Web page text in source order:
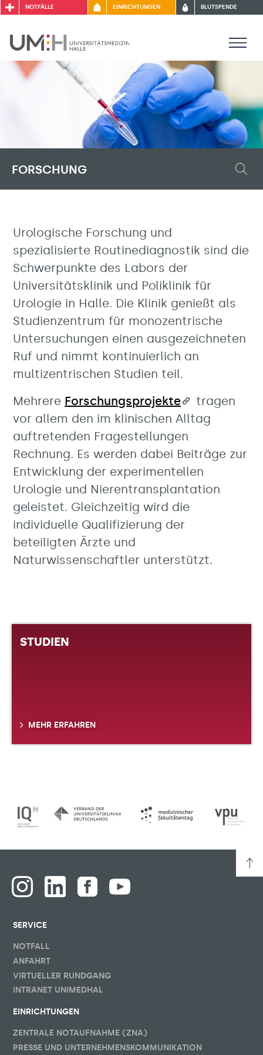
NOTFÄLLE EINRICHTUNGEN BLUTSPENDE
FORSCHUNG
Urologische Forschung und
spezialisierte Routinediagnostik sind die
Schwerpunkte des Labors der
Universitätsklinik und Poliklinik für
Urologie in Halle. Die Klinik genießt als
Studienzentrum für monozentrische
Untersuchungen einen ausgezeichneten
Ruf und nimmt kontinuierlich an
multizentrischen Studien teil.
Mehrere Forschungsprojekte
tragen
vor allem den im klinischen Alltag
auftretenden Fragestellungen
Rechnung. Es werden dabei Beiträge zur
Entwicklung der experimentellen
Urologie und Nierentransplantation
geleistet. Gleichzeitig wird die
individuelle Qualifizierung der
beteiligten Ärzte und
Naturwissenschaftler unterstützt.
STUDIEN
MEHR ERFAHREN
SERVICE
NOTFALL
ANFAHRT
VIRTUELLER RUNDGANG
INTRANET UNIMEDHAL
EINRICHTUNGEN
ZENTRALE NOTAUFNAHME (ZNA)
PRESSE UND UNTERNEHMENSKOMMUNIKATION